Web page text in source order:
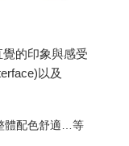
的印象與感受
以及
體配色舒適…等